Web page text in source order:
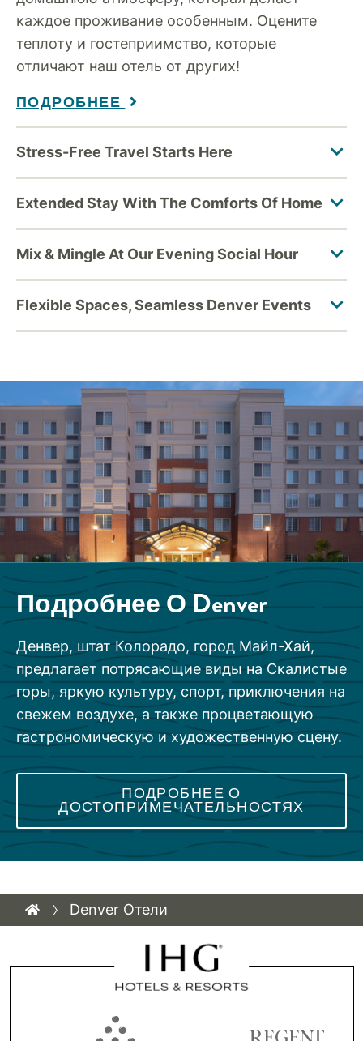
каждое проживание особенным. Оцените
теплоту и гостеприимство, которые
отличают наш отель от других!
ПОДРОБНЕЕ
Подробнее О Denver
Денвер, штат Колорадо, город Майл-Хай,
предлагает потрясающие виды на Скалистые
горы, яркую культуру, спорт, приключения на
свежем воздухе, а также процветающую
гастрономическую и художественную сцену.
ПОДРОБНЕЕ О
ДОСТОПРИМЕЧАТЕЛЬНОСТЯХ
Denver Отели